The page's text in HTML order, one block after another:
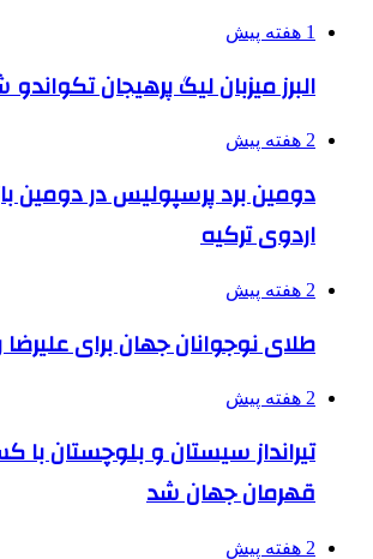
1 هفته پیش
البرز میزبان لیگ پرهیجان
2 هفته پیش
دومین برد پرسپولیس در دومین
اردوی ترکیه
2 هفته پیش
طلای نوجوانان جهان برای
2 هفته پیش
تیرانداز سیستان و بلوچستان
قهرمان جهان شد
2 هفته پیش